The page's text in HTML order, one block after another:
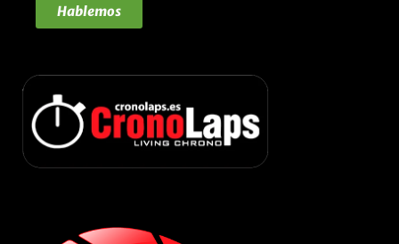
Hablemos